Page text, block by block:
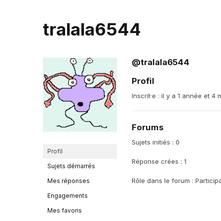
tralala6544
Profil
Sujets démarrés
Mes réponses
Engagements
Mes favoris
@tralala6544
Profil
Inscrit·e : il y a 1 année et 4
Forums
Sujets initiés : 0
Réponse crées : 1
Rôle dans le forum :